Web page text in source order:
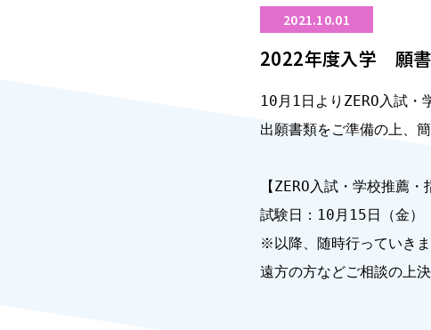
2021.10.01
2022年度入学 願
10月1日よりZERO入試
出願書類をご準備の上、
【ZERO入試・学校推薦・
試験日：10月15日（金）
※以降、随時行っていきま
遠方の方などご相談の上